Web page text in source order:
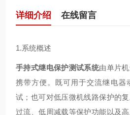
详细介绍 在线留言
1.系统概述
手持式继电保护测试系统由单片机
携带方便。既可用于交流继电器
试；也可对低压微机线路保护的
过流、低周减载等保护功能以及